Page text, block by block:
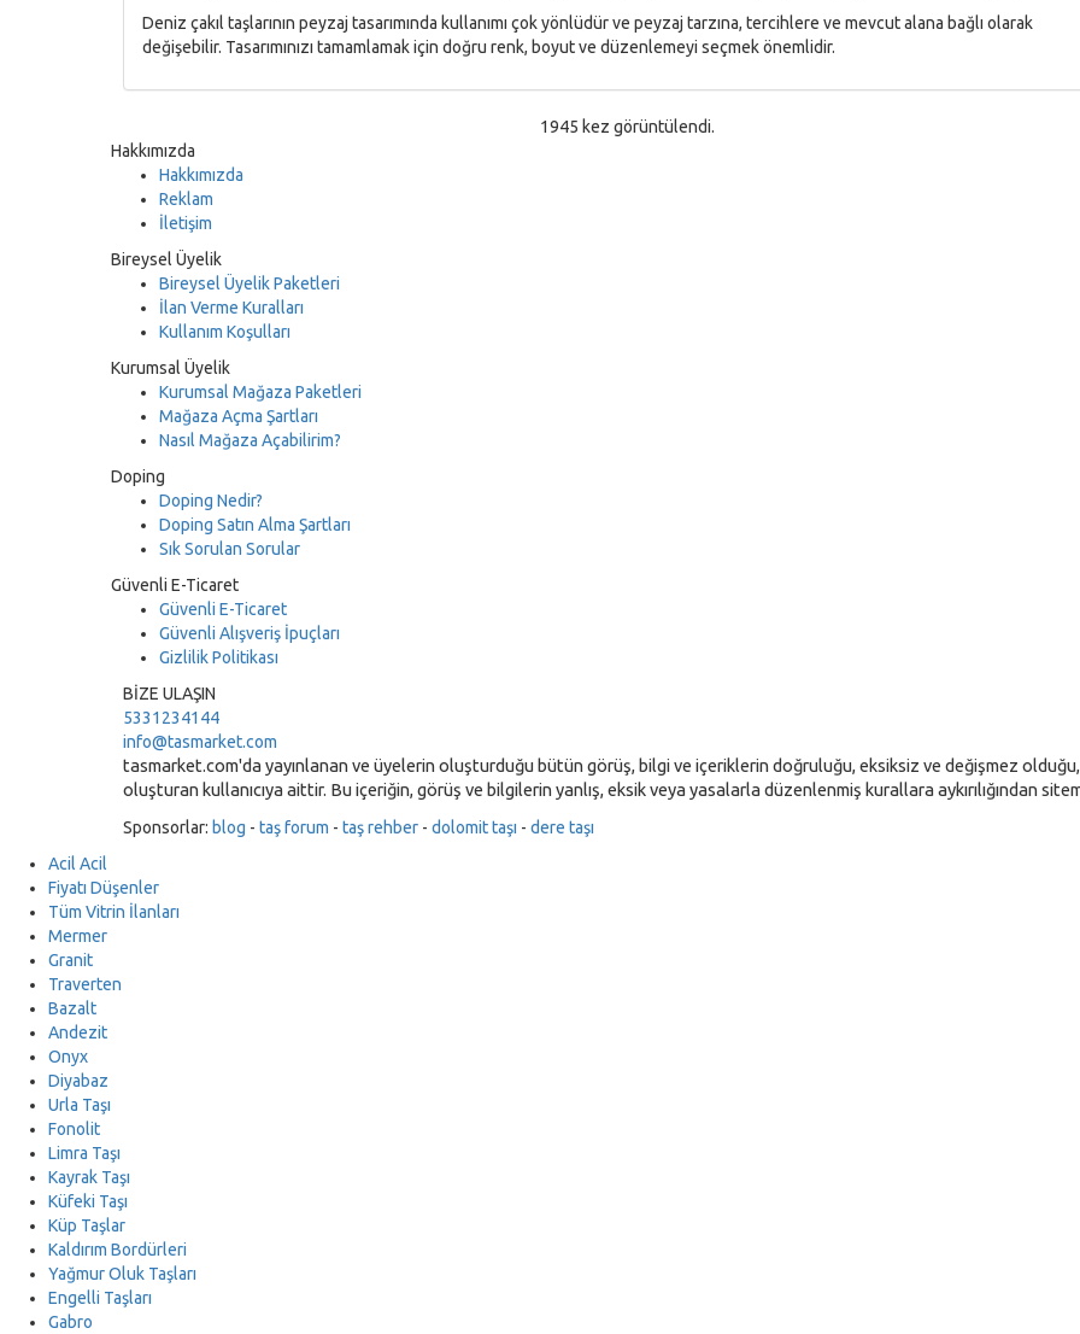
Deniz çakıl taşlarının peyzaj tasarımında kullanımı çok yönlüdür ve peyzaj tarzına, tercihlere ve mevcut alana bağlı olarak
değişebilir. Tasarımınızı tamamlamak için doğru renk, boyut ve düzenlemeyi seçmek önemlidir.
1945 kez görüntülendi.
Hakkımızda
Hakkımızda
Reklam
İletişim
Bireysel Üyelik
Bireysel Üyelik Paketleri
İlan Verme Kuralları
Kullanım Koşulları
Kurumsal Üyelik
Kurumsal Mağaza Paketleri
Mağaza Açma Şartları
Nasıl Mağaza Açabilirim?
Doping
Doping Nedir?
Doping Satın Alma Şartları
Sık Sorulan Sorular
Güvenli E-Ticaret
Güvenli E-Ticaret
Güvenli Alışveriş İpuçları
Gizlilik Politikası
BİZE ULAŞIN
5331234144
info@tasmarket.com
tasmarket.com'da yayınlanan ve üyelerin oluşturduğu bütün görüş, bilgi ve içeriklerin doğruluğu, eksiksiz ve değişmez
oluşturan kullanıcıya aittir. Bu içeriğin, görüş ve bilgilerin yanlış, eksik veya yasalarla düzenlenmiş kurallara aykırılığından
Sponsorlar: blog - taş forum - taş rehber - dolomit taşı - dere taşı
Acil Acil
Fiyatı Düşenler
Tüm Vitrin İlanları
Mermer
Granit
Traverten
Bazalt
Andezit
Onyx
Diyabaz
Urla Taşı
Fonolit
Limra Taşı
Kayrak Taşı
Küfeki Taşı
Küp Taşlar
Kaldırım Bordürleri
Yağmur Oluk Taşları
Engelli Taşları
Gabro